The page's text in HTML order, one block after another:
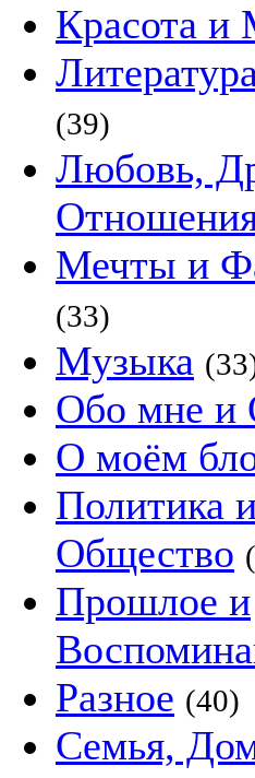
Красота и
(39)
Любовь,
Мечты и
(33)
Музыка
Обо мне и
О моём
Политика
Общество
Прошлое и
Разное (40)
Семья,